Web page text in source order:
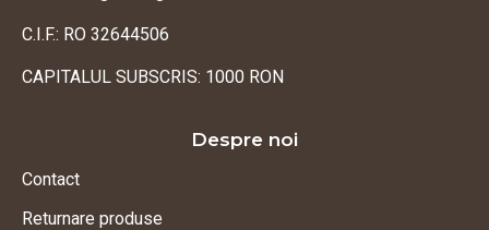
C.I.F.: RO 32644506
CAPITALUL SUBSCRIS: 1000 RON
Despre noi
Contact
Returnare produse